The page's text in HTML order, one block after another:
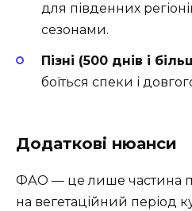
для південних
сезонами.
Пізні (500 днів і
боїться спеки і
Додаткові нюанси
ФАО — це лише частина
на вегетаційний період